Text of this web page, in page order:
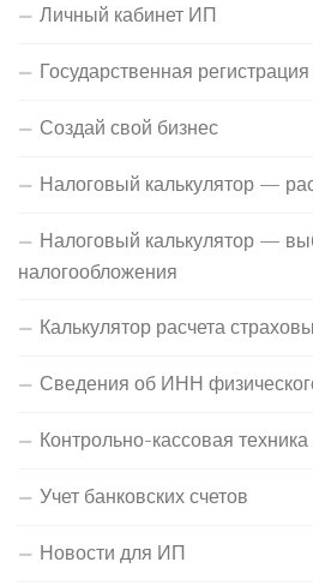
Личный кабинет ИП
Государственная
Создай свой бизнес
Налоговый калькулятор —
Налоговый калькулятор —
налогообложения
Калькулятор расчета
Сведения об ИНН
Контрольно-кассовая техника
Учет банковских счетов
Новости для ИП